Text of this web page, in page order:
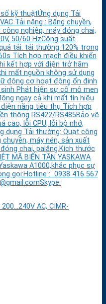
số kỹ thuậtỨng dụng Tải
Tải nặng : Băng chuyền,
nghiệp, máy đóng chai,
50/60 HzCông suất
tải: tải thường 120% trong
Tích hợp mạch điều khiển
kết hợp với điện trở hãm
mất nguồn không sử dụng
động cơ hoạt động ổn định
Phát hiện sự cố mô men
ngay cả khi mất tín hiệu
năng tiêu thụ Tích hợp
thông RS422/RS485Bảo vệ
cao, lỗi CPU, lỗi bộ nhớ,
dụng Tải thường: Quạt công
chuyền, máy nén, sản xuất
chai, palăng.Kích thước
MÃ BIẾN TẦN YASKAWA
A1000,khắc phục sự
gọi:Hotline : 0938 416 567
AC, CIMR-